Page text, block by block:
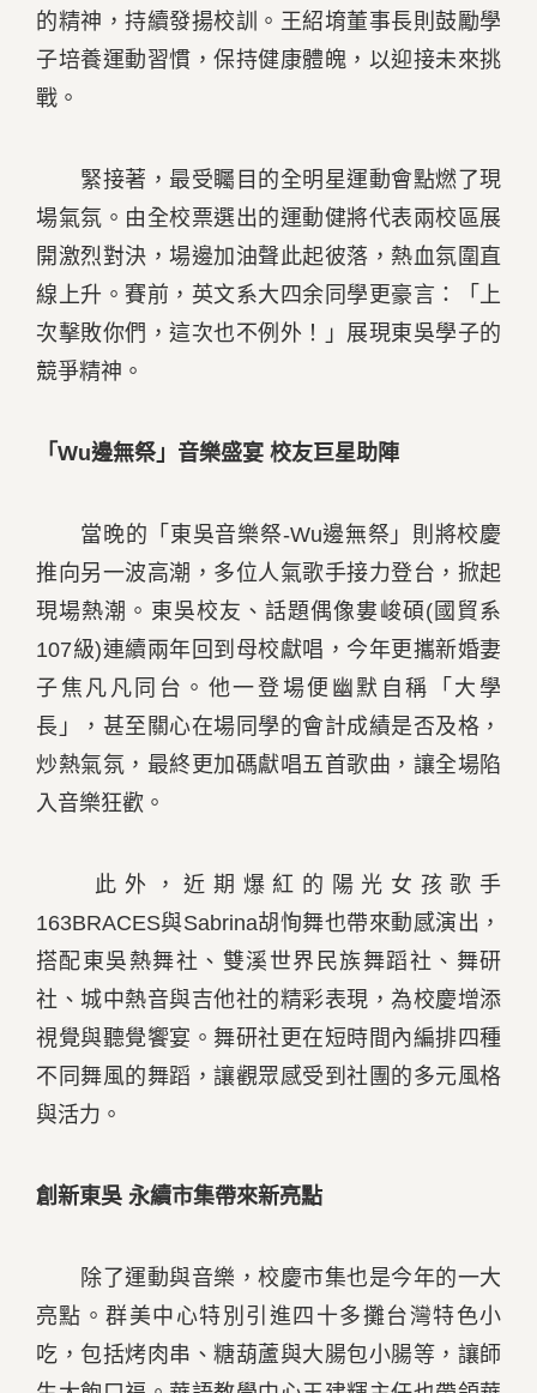
的精神，持續發揚校訓。王紹堉董事長則鼓勵學
子培養運動習慣，保持健康體魄，以迎接未來挑
戰。
緊接著，最受矚目的全明星運動會點燃了現
場氣氛。由全校票選出的運動健將代表兩校區展
開激烈對決，場邊加油聲此起彼落，熱血氛圍直
線上升。賽前，英文系大四余同學更豪言：「上
次擊敗你們，這次也不例外！」展現東吳學子的
競爭精神。
「Wu邊無祭」音樂盛宴 校友巨星助陣
當晚的「東吳音樂祭-Wu邊無祭」則將校慶
推向另一波高潮，多位人氣歌手接力登台，掀起
現場熱潮。東吳校友、話題偶像婁峻碩(國貿系
107級)連續兩年回到母校獻唱，今年更攜新婚妻
子焦凡凡同台。他一登場便幽默自稱「大學
長」，甚至關心在場同學的會計成績是否及格，
炒熱氣氛，最終更加碼獻唱五首歌曲，讓全場陷
入音樂狂歡。
此外，近期爆紅的陽光女孩歌手
163BRACES與Sabrina胡恂舞也帶來動感演出，
搭配東吳熱舞社、雙溪世界民族舞蹈社、舞研
社、城中熱音與吉他社的精彩表現，為校慶增添
視覺與聽覺饗宴。舞研社更在短時間內編排四種
不同舞風的舞蹈，讓觀眾感受到社團的多元風格
與活力。
創新東吳 永續市集帶來新亮點
除了運動與音樂，校慶市集也是今年的一大
亮點。群美中心特別引進四十多攤台灣特色小
吃，包括烤肉串、糖葫蘆與大腸包小腸等，讓師